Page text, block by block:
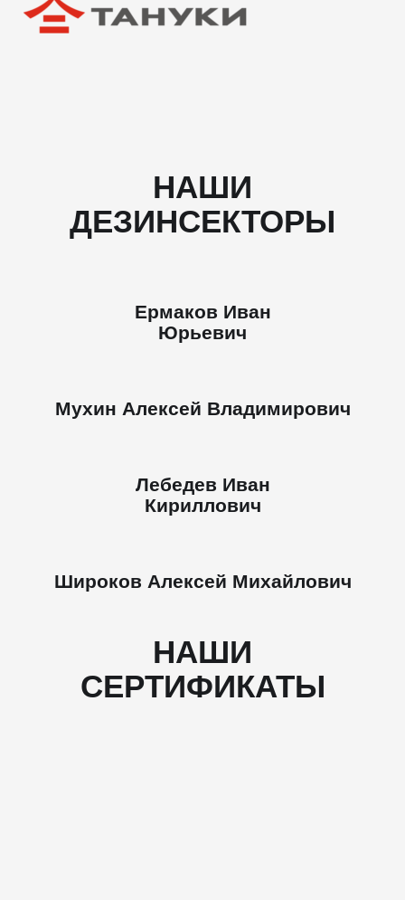
НАШИ
ДЕЗИНСЕКТОРЫ
Ермаков Иван
Юрьевич
Мухин Алексей Владимирович
Лебедев Иван
Кириллович
Широков Алексей Михайлович
НАШИ
СЕРТИФИКАТЫ